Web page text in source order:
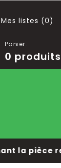
Panier:
0 produits
Mes listes (0)
la pièce